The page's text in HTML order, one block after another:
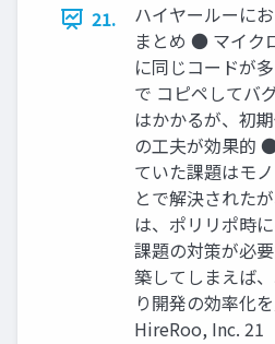
21.
ハイヤールーに
まとめ ● マイク
に同じコードが
で コピペしてバ
はかかるが、初
の工夫が効果的
ていた課題はモ
とで解決された
は、ポリリポ時
課題の対策が必
築してしまえば
り開発の効率化
HireRoo, Inc. 21